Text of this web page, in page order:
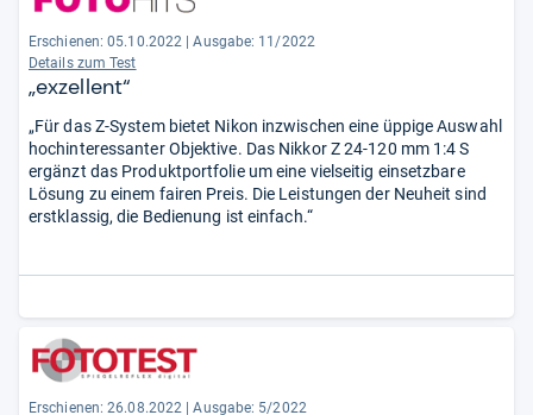
Erschienen: 05.10.2022 | Ausgabe: 11/2022
Details zum Test
„exzellent“
„Für das Z-System bietet Nikon inzwischen eine üppige Auswahl
hochinteressanter Objektive. Das Nikkor Z 24-120 mm 1:4 S
ergänzt das Produktportfolie um eine vielseitig einsetzbare
Lösung zu einem fairen Preis. Die Leistungen der Neuheit sind
erstklassig, die Bedienung ist einfach.“
Erschienen: 26.08.2022 | Ausgabe: 5/2022